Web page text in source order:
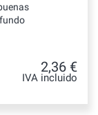
2,36 €
IVA incluido